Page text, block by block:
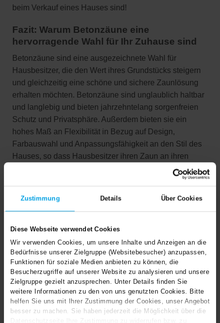
Zustimmung Details Über Cookies
Diese Webseite verwendet Cookies
Wir verwenden Cookies, um unsere Inhalte und Anzeigen an die
Bedürfnisse unserer Zielgruppe (Websitebesucher) anzupassen,
Funktionen für soziale Medien anbieten zu können, die
Besucherzugriffe auf unserer Website zu analysieren und unsere
Zielgruppe gezielt anzusprechen. Unter Details finden Sie
weitere Informationen zu den von uns genutzten Cookies. Bitte
helfen Sie uns mit Ihrer Zustimmung der Cookies, unser Angebot
besser zu machen. Sie haben jederzeit die Möglichkeit über die
beim Verkauf eines Hauses sind!
Fazit: Warum Betonzäune eine
hervorragende Wahl für Ihr Zuhause sind
Betonzäune sind eine ausgezeichnete Wahl für
Hausbesitzer, die den Wert ihres Grundstücks steigern
und gleichzeitig eine schöne und sichere Zaunlösung
erhalten möchten. Betonzäune sind unglaublich haltbar
und langlebig und bieten jahrzehntelang sorgenfreien
Schutz und Privatsphäre. Außerdem bieten sie ein
hohes Maß an Flexibilität in Bezug auf Design,
Farbauswahl und Anpassungsfähigkeit an den Stil des
Hauses, so dass Hausbesitzer ihren Zaun an ihren
eigenen persönlichen Stil anpassen können. Darüber
hinaus erfordern Betonzäune nur sehr wenig Wartung
und Reinigung, was sie zu einer kostengünstigen
Option für alle macht, die langfristig Geld sparen wollen.
Grundstück ein attraktives Aussehen, das potenzielle
Käufer anlockt, wenn Sie Ihr Haus verkaufen möchten.
Mit all diesen Vorteilen ist es leicht zu erkennen, warum
Betonzäune eine ausgezeichnete Wahl für Ihr Haus
sind.
Hat Ihnen dieser Beitrag gefallen?